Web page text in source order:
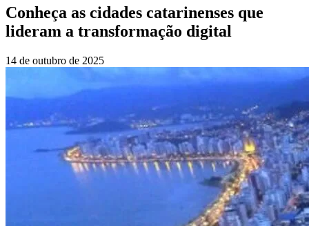
Conheça as cidades catarinenses que
lideram a transformação digital
14 de outubro de 2025